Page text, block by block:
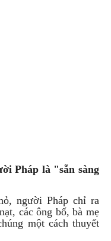
Pháp là "sẵn sàng
người Pháp chỉ ra
các ông bố, bà mẹ
một cách thuyết